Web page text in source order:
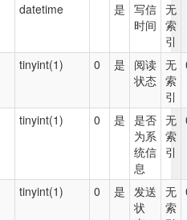
datetime 是 写信
时间
无
索
引
tinyint(1) 0 是
阅读
状态
无
索
引
tinyint(1) 0 是 是否
为系
统信
息
无
索
引
tinyint(1) 0 是 发送
状
无
索